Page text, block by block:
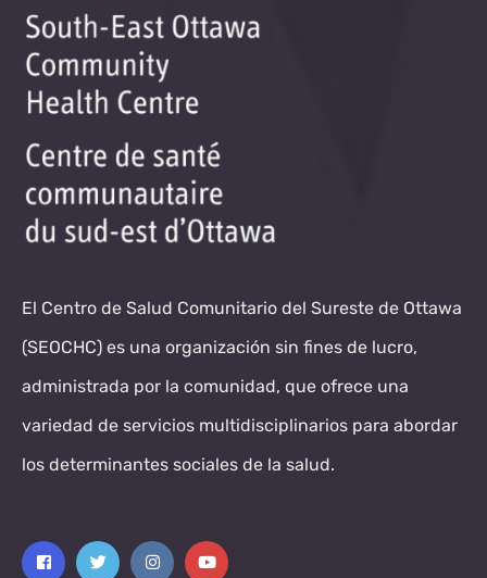
El Centro de Salud Comunitario del Sureste de Ottawa
(SEOCHC) es una organización sin fines de lucro,
administrada por la comunidad, que ofrece una
variedad de servicios multidisciplinarios para abordar
los determinantes sociales de la salud.